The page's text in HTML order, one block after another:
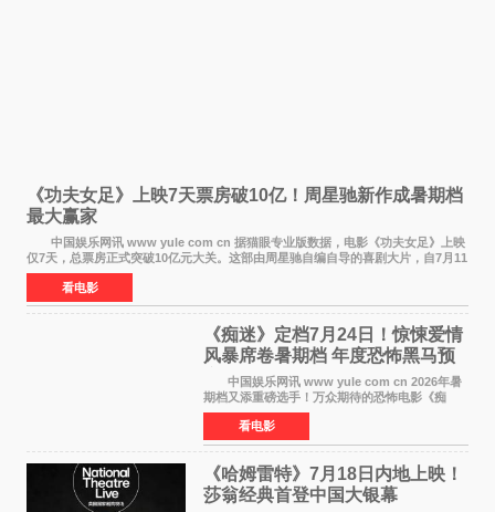
《功夫女足》上映7天票房破10亿！周星驰新作成暑期档
最大赢家
中国娱乐网讯 www yule com cn 据猫眼专业版数据，电影《功夫女足》上映
仅7天，总票房正式突破10亿元大关。这部由周星驰自编自导的喜剧大片，自7月11
日公映以来便展现出惊人的市场统治力。
看电影
《痴迷》定档7月24日！惊悚爱情
风暴席卷暑期档 年度恐怖黑马预
中国娱乐网讯 www yule com cn 2026年暑
期档又添重磅选手！万众期待的恐怖电影《痴
迷》今日正式官宣定档，将于7月24日登陆内地各
大院线。这部被业内专家誉为新世代爆款恐怖电
影的作品，将为
看电影
《哈姆雷特》7月18日内地上映！
莎翁经典首登中国大银幕